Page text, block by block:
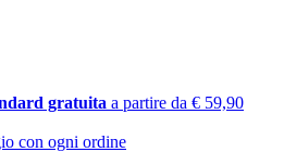
gratuita a partire da € 59,90
con ogni ordine